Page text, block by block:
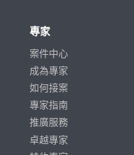
專家
案件中心
成為專家
如何接案
專家指南
推廣服務
卓越專家